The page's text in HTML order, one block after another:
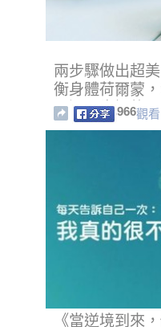
兩步驟做出超
衡身體荷爾蒙
量還是牛奶的五
966觀
《當逆境到來